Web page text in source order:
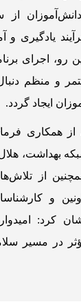
یادگیری و
رو، اجرای
و منظم دنبال
ایجاد گردد.
همکاری
بهداشت،
از
و
کرد:
در مسیر